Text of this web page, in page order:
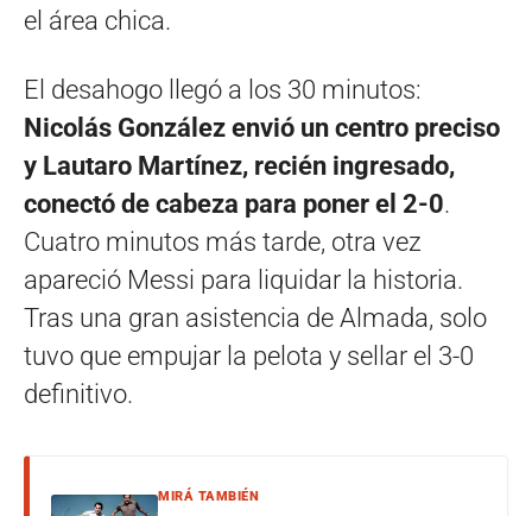
el área chica.
El desahogo llegó a los 30 minutos:
Nicolás González envió un centro preciso
y Lautaro Martínez, recién ingresado,
conectó de cabeza para poner el 2-0.
Cuatro minutos más tarde, otra vez
apareció Messi para liquidar la historia.
Tras una gran asistencia de Almada, solo
tuvo que empujar la pelota y sellar el 3-0
definitivo.
MIRÁ TAMBIÉN